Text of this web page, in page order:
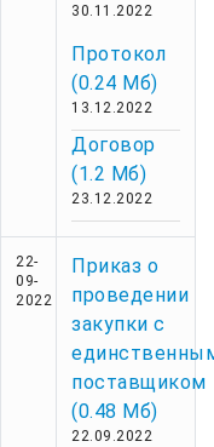
30.11.2022
Протокол
(0.24 Мб)
13.12.2022
Договор
(1.2 Мб)
23.12.2022
22-
09-
2022
Приказ о
проведении
закупки с
поставщиком
(0.48 Мб)
22.09.2022